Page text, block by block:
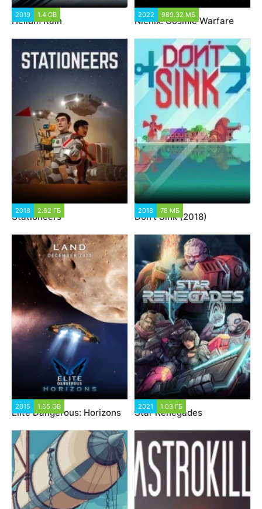
2019 1.4 GB
Helium Rain
2022 989.32 МБ
Nienix: Cosmic Warfare
2018 2.62 ГБ
Stationeers
2018 78 МБ
Don't Sink (2018)
2015 1.55 GB
Elite Dangerous: Horizons
2021 1.03 ГБ
Star Renegades